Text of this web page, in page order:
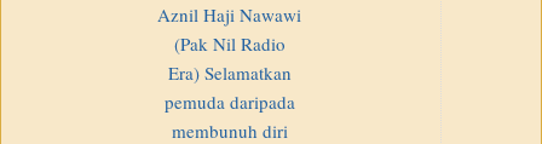
Aznil Haji Nawawi
(Pak Nil Radio
Era) Selamatkan
pemuda daripada
membunuh diri